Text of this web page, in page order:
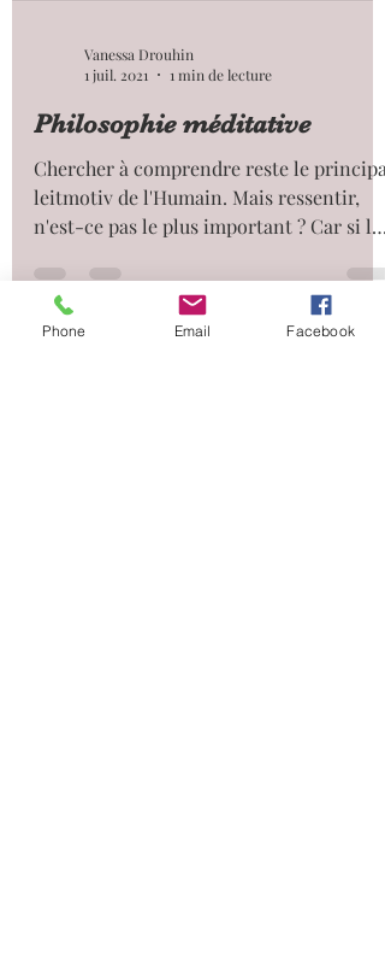
Vanessa Drouhin
1 juil. 2021
1 min de lecture
Philosophie méditative
Chercher à comprendre reste le principal
leitmotiv de l'Humain. Mais ressentir,
Phone Email Facebook